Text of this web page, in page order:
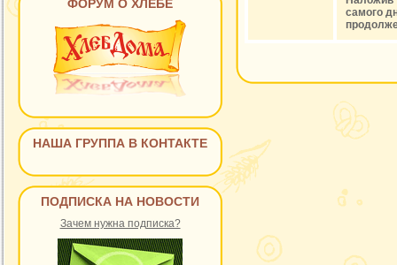
ФОРУМ О ХЛЕБЕ
НАША ГРУППА В КОНТАКТЕ
ПОДПИСКА НА НОВОСТИ
Зачем нужна подписка?
самого